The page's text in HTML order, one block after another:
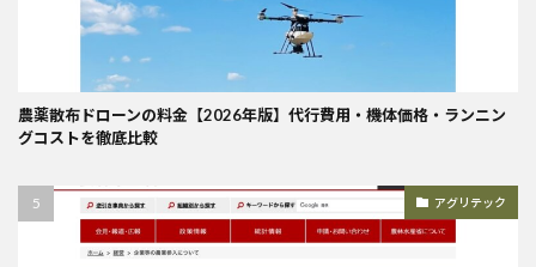
農薬散布ドローンの料金【2026年版】代行費用・機体価格・ランニン
グコストを徹底比較
アグリテック